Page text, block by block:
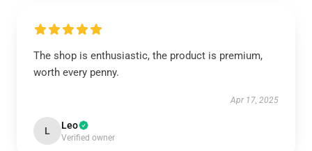
The shop is enthusiastic, the product is premium,
worth every penny.
Apr 17, 2025
L Leo
Verified owner